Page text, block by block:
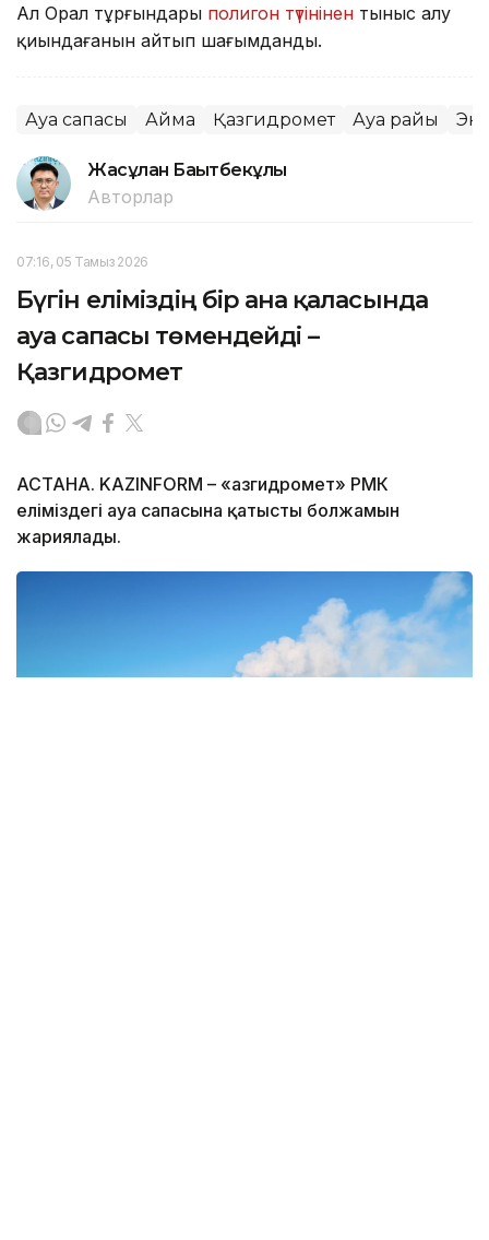
Ал Орал тұрғындары полигон түтінінен тыныс алу
қиындағанын айтып шағымданды.
Ауа сапасы Аймақ Қазгидромет Ауа райы
Жасұлан Бақытбекұлы
Авторлар
07:16, 05 Тамыз 2026
Бүгін еліміздің бір ғана қаласында
ауа сапасы төмендейді –
Қазгидромет
АСТАНА. KAZINFORM – «Қазгидромет» РМК
еліміздегі ауа сапасына қатысты болжамын
жариялады.